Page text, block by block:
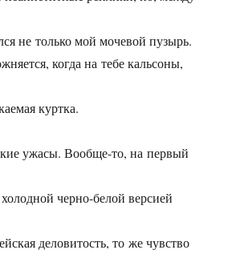
не только мой мочевой пузырь.
когда на тебе кальсоны,
куртка.
ужасы. Вообще-то, на первый
холодной черно-белой версией
деловитость, то же чувство